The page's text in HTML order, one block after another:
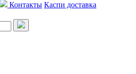
Контакты Каспи доставка